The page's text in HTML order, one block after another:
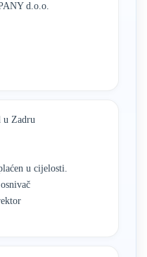
d.o.o.
u Zadru
u cijelosti.